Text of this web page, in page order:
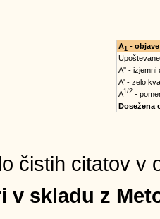
A1 - objave
A'' - izjemni
A' - zelo
A1/2-
Dosežena
čistih citatov v
v skladu z